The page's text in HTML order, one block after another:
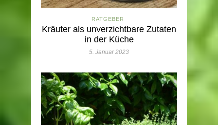
RATGEBER
Kräuter als unverzichtbare Zutaten
in der Küche
5. Januar 2023